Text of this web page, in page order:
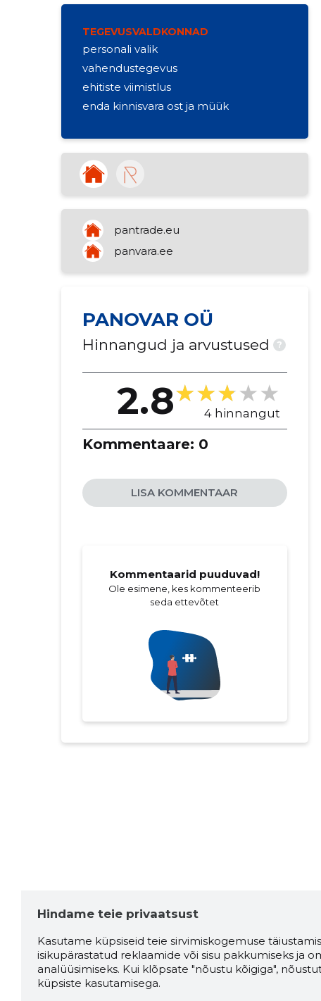
TEGEVUSVALDKONNAD
personali valik
vahendustegevus
ehitiste viimistlus
enda kinnisvara ost ja müük
pantrade.eu
panvara.ee
PANOVAR OÜ
Hinnangud ja arvustused ?
2.8 4 hinnangut
Kommentaare: 0
LISA KOMMENTAAR
Kommentaarid puuduvad!
Ole esimene, kes kommenteerib
seda ettevõtet
Hindame teie privaatsust
Kasutame küpsiseid teie sirvimiskogemuse
isikupärastatud reklaamide või sisu pakkumiseks ja
analüüsimiseks. Kui klõpsate "nõustu kõigiga",
küpsiste kasutamisega.